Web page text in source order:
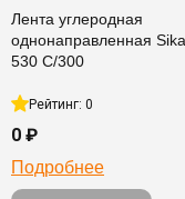
Лента углеродная
однонаправленная
530 C/300
Рейтинг: 0
0 ₽
Подробнее